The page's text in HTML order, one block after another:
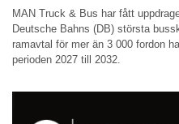
MAN Truck & Bus har fått
Deutsche Bahns (DB) största
ramavtal för mer än 3 000 fordon
perioden 2027 till 2032.